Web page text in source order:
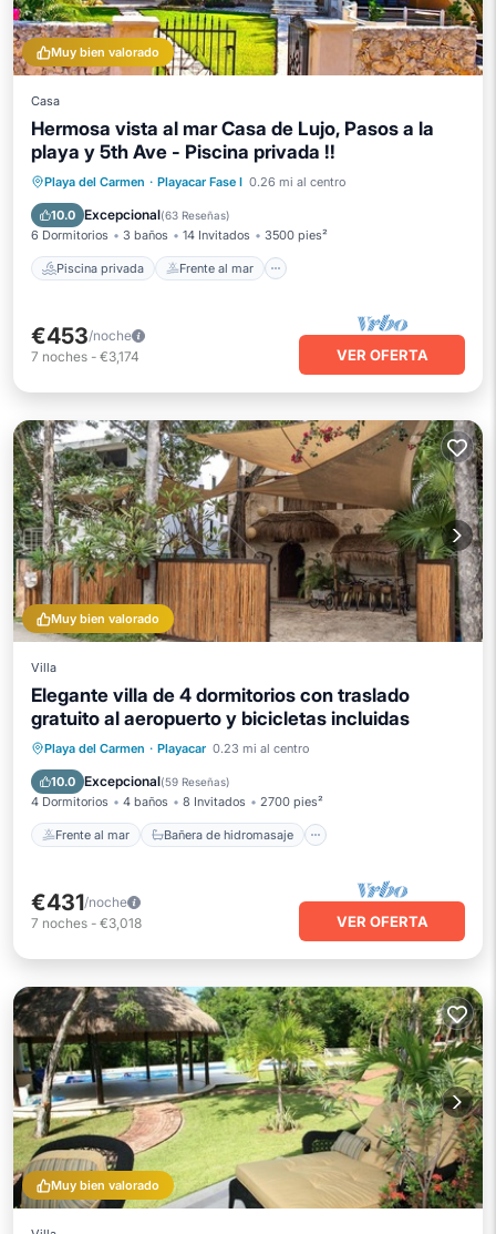
Muy bien valorado
Casa
Hermosa vista al mar Casa de Lujo, Pasos a la
playa y 5th Ave - Piscina privada !!
Playa del Carmen · Playacar Fase I 0.26 mi al centro
10.0 Excepcional(63 Reseñas)
6 Dormitorios 3 baños 14 Invitados 3500 pies²
Piscina privada Frente al mar
Piscina privada
Frente al mar
Aparcamiento
€453/noche
7 noches - €3,174 VER OFERTA
Muy bien valorado
Villa
Elegante villa de 4 dormitorios con traslado
gratuito al aeropuerto y bicicletas incluidas
Playa del Carmen · Playacar 0.23 mi al centro
10.0 Excepcional(59 Reseñas)
4 Dormitorios 4 baños 8 Invitados 2700 pies²
Frente al mar Bañera de hidromasaje
Frente al mar
Bañera de hidromasaje
Desayuno
Aparcamiento
€431/noche
7 noches - €3,018 VER OFERTA
Muy bien valorado